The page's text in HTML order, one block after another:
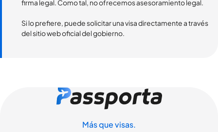
firma legal. Como tal, no ofrecemos asesoramiento legal.
Si lo prefiere, puede solicitar una visa directamente a través
del sitio web oficial del gobierno.
Más que visas.